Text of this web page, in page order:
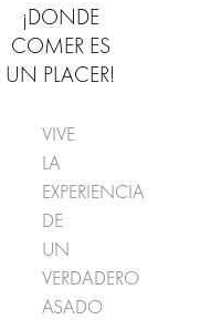
¡DONDE
COMER ES
UN PLACER!
VIVE
LA
EXPERIENCIA
DE
UN
VERDADERO
ASADO